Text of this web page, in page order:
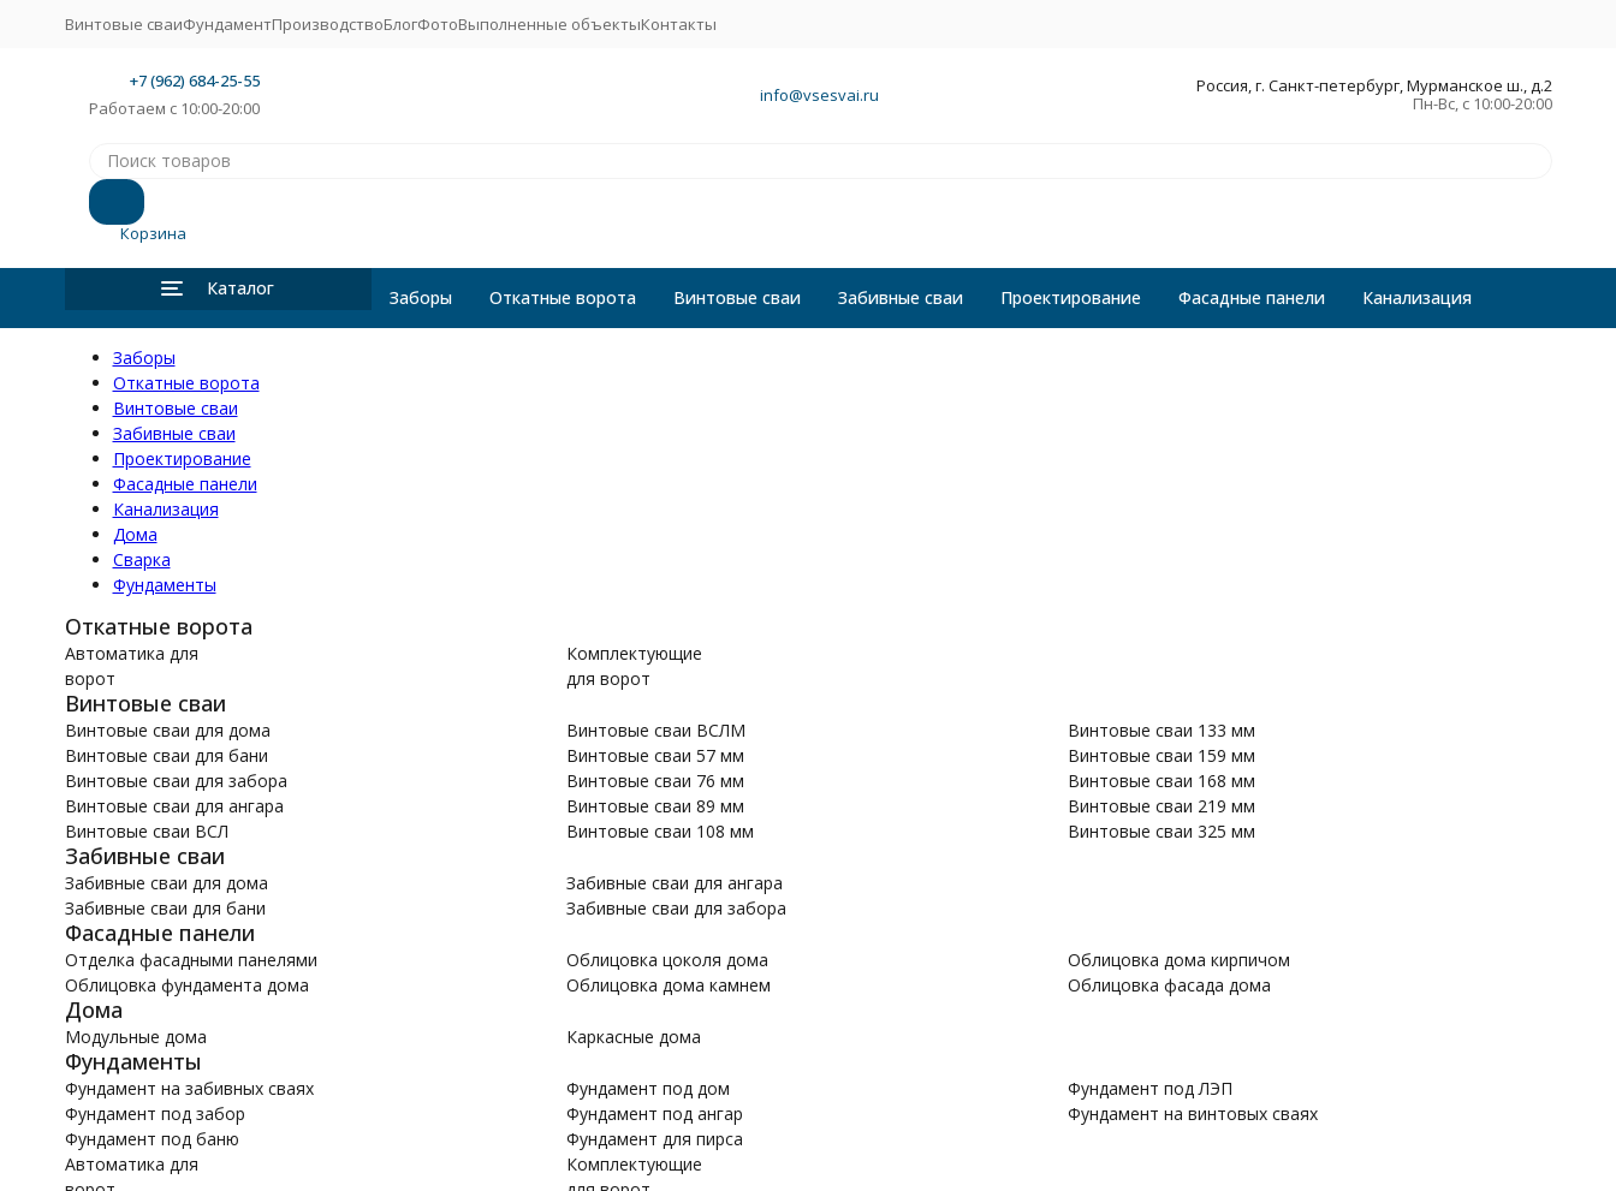
Винтовые сваиФундаментПроизводствоБлогФотоВыполненные объектыКонтакты
+7 (962) 684-25-55
Работаем с 10:00-20:00
info@vsesvai.ru
Россия, г. Санкт-петербург, Мурманское ш., д.2
Пн-Вс, с 10:00-20:00
Корзина
Каталог Заборы Откатные ворота Винтовые сваи Забивные сваи Проектирование Фасадные панели Канализация
Заборы
Откатные ворота
Винтовые сваи
Забивные сваи
Проектирование
Фасадные панели
Канализация
Дома
Сварка
Фундаменты
Откатные ворота
Автоматика для
ворот
Комплектующие
для ворот
Винтовые сваи
Винтовые сваи для дома
Винтовые сваи для бани
Винтовые сваи для забора
Винтовые сваи для ангара
Винтовые сваи ВСЛ
Винтовые сваи ВСЛМ
Винтовые сваи 57 мм
Винтовые сваи 76 мм
Винтовые сваи 89 мм
Винтовые сваи 108 мм
Винтовые сваи 133 мм
Винтовые сваи 159 мм
Винтовые сваи 168 мм
Винтовые сваи 219 мм
Винтовые сваи 325 мм
Забивные сваи
Забивные сваи для дома
Забивные сваи для бани
Забивные сваи для ангара
Забивные сваи для забора
Фасадные панели
Отделка фасадными панелями
Облицовка фундамента дома
Облицовка цоколя дома
Облицовка дома камнем
Облицовка дома кирпичом
Облицовка фасада дома
Дома
Модульные дома Каркасные дома
Фундаменты
Фундамент на забивных сваях
Фундамент под забор
Фундамент под баню
Фундамент под дом
Фундамент под ангар
Фундамент для пирса
Фундамент под ЛЭП
Фундамент на винтовых сваях
Автоматика для
Комплектующие